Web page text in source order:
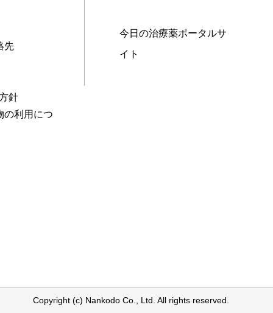
先
針
の利用につ
今日の治療薬ポータルサ
イト
Copyright (c) Nankodo Co., Ltd. All rights reserved.